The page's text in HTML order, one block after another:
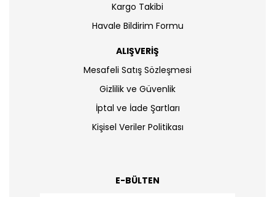
Kargo Takibi
Havale Bildirim Formu
ALIŞVERİŞ
Mesafeli Satış Sözleşmesi
Gizlilik ve Güvenlik
İptal ve İade Şartları
Kişisel Veriler Politikası
E-BÜLTEN